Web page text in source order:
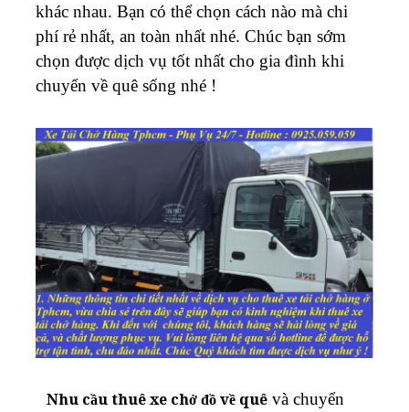
khác nhau. Bạn có thể chọn cách nào mà chi
phí rẻ nhất, an toàn nhất nhé. Chúc bạn sớm
chọn được dịch vụ tốt nhất cho gia đình khi
chuyển về quê sống nhé !
Nhu cầu thuê xe chở đồ về quê và chuyển